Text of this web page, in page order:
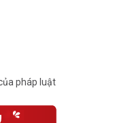
pháp luật